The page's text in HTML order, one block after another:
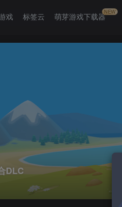
戏 标签云 萌芽游戏下载器NEW
DLC